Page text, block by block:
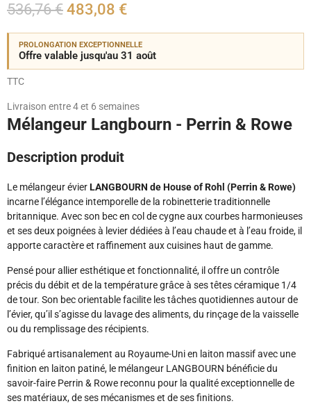
536,76 € 483,08 €
PROLONGATION EXCEPTIONNELLE
Offre valable jusqu'au 31 août
TTC
Livraison entre 4 et 6 semaines
Mélangeur Langbourn - Perrin & Rowe
Description produit
Le mélangeur évierLANGBOURN de House of Rohl (Perrin & Rowe)
incarne l’élégance intemporelle de la robinetterie traditionnelle
britannique. Avec son bec en col de cygne aux courbes harmonieuses
et ses deux poignées à levier dédiées à l’eau chaude et à l’eau froide, il
apporte caractère et raffinement aux cuisines haut de gamme.
Pensé pour allier esthétique et fonctionnalité, il offre un contrôle
précis du débit et de la température grâce à ses têtes céramique 1/4
de tour. Son bec orientable facilite les tâches quotidiennes autour de
l’évier, qu’il s’agisse du lavage des aliments, du rinçage de la vaisselle
ou du remplissage des récipients.
Fabriqué artisanalement au Royaume-Uni en laiton massif avec une
finition en laiton patiné, le mélangeur LANGBOURN bénéficie du
savoir-faire Perrin & Rowe reconnu pour la qualité exceptionnelle de
ses matériaux, de ses mécanismes et de ses finitions.